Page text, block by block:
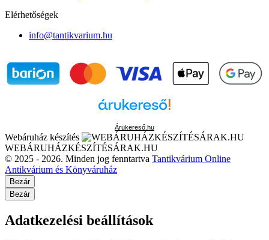
Elérhetőségek
info@tantikvarium.hu
Árukereső.hu
Webáruház készítés
WEBÁRUHÁZKÉSZÍTÉSÁRAK.HU
© 2025 - 2026. Minden jog fenntartva Tantikvárium Online
Antikvárium és Könyváruház
Bezár
Bezár
Adatkezelési beállítások